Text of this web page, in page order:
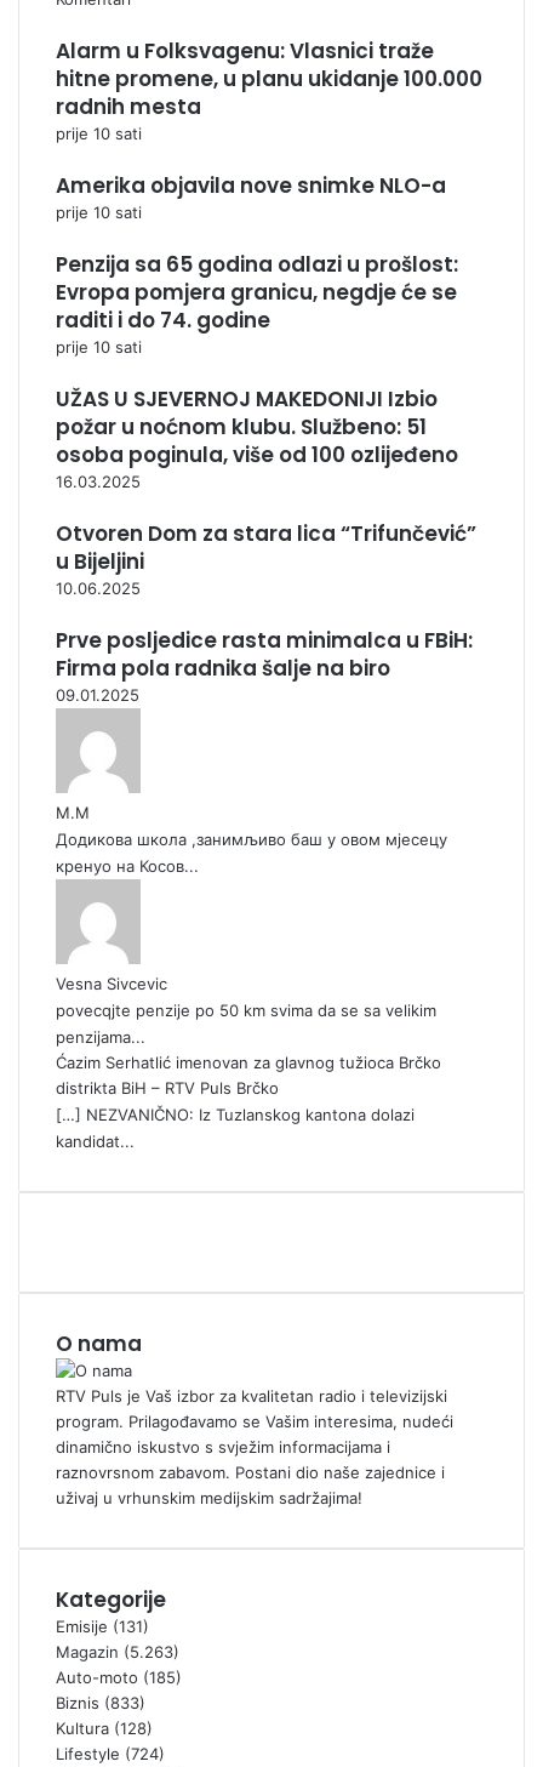
Alarm u Folksvagenu: Vlasnici traže
hitne promene, u planu ukidanje 100.000
radnih mesta
prije 10 sati
Amerika objavila nove snimke NLO-a
prije 10 sati
Penzija sa 65 godina odlazi u prošlost:
Evropa pomjera granicu, negdje će se
raditi i do 74. godine
prije 10 sati
UŽAS U SJEVERNOJ MAKEDONIJI Izbio
požar u noćnom klubu. Službeno: 51
osoba poginula, više od 100 ozlijeđeno
16.03.2025
Otvoren Dom za stara lica “Trifunčević”
u Bijeljini
10.06.2025
Prve posljedice rasta minimalca u FBiH:
Firma pola radnika šalje na biro
09.01.2025
М.М
Додикова школа ,занимљиво баш у овом мјесецу
кренуо на Косов...
Vesna Sivcevic
povecqjte penzije po 50 km svima da se sa velikim
penzijama...
Ćazim Serhatlić imenovan za glavnog tužioca Brčko
distrikta BiH – RTV Puls Brčko
[…] NEZVANIČNO: Iz Tuzlanskog kantona dolazi
kandidat...
O nama
RTV Puls je Vaš izbor za kvalitetan radio i televizijski
program. Prilagođavamo se Vašim interesima, nudeći
dinamično iskustvo s svježim informacijama i
raznovrsnom zabavom. Postani dio naše zajednice i
uživaj u vrhunskim medijskim sadržajima!
Kategorije
Emisije (131)
Magazin (5.263)
Auto-moto (185)
Biznis (833)
Kultura (128)
Lifestyle (724)